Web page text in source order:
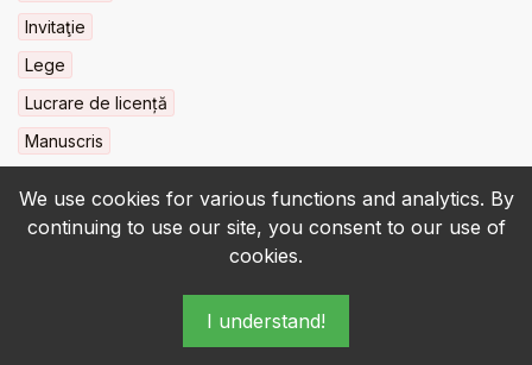
We use cookies for various functions and analytics. By
continuing to use our site, you consent to our use of
cookies.
I understand!
Invitaţie
Lege
Lucrare de licență
Manuscris
© 2022-2026 • BCU „Carol I” - All rights reserved.